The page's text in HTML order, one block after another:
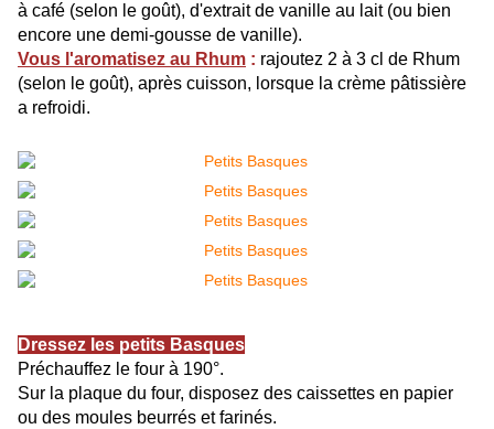
à café (selon le goût), d'extrait de vanille au lait (ou bien
encore une demi-gousse de vanille).
Vous l'aromatisez au Rhum : rajoutez 2 à 3 cl de Rhum
(selon le goût), après cuisson, lorsque la crème pâtissière
a refroidi.
Dressez les petits Basques
Préchauffez le four à 190°.
Sur la plaque du four, disposez des caissettes en papier
ou des moules beurrés et farinés.